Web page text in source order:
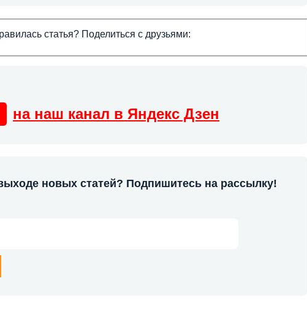
статья? Поделиться с друзьями:
на наш канал в Яндекс Дзен
новых статей? Подпишитесь на рассылку!